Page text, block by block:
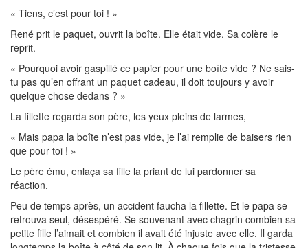
« Tiens, c’est pour toi ! »
René prit le paquet, ouvrit la boîte. Elle était vide. Sa colère le
reprit.
« Pourquoi avoir gaspillé ce papier pour une boîte vide ? Ne sais-
tu pas qu’en offrant un paquet cadeau, il doit toujours y avoir
quelque chose dedans ? »
La fillette regarda son père, les yeux pleins de larmes,
« Mais papa la boîte n’est pas vide, je l’ai remplie de baisers rien
que pour toi ! »
Le père ému, enlaça sa fille la priant de lui pardonner sa
réaction.
Peu de temps après, un accident faucha la fillette. Et le papa se
retrouva seul, désespéré. Se souvenant avec chagrin combien sa
petite fille l’aimait et combien il avait été injuste avec elle. Il garda